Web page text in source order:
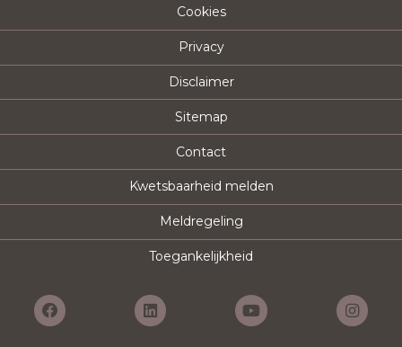
Cookies
Privacy
Disclaimer
Sitemap
Contact
Kwetsbaarheid melden
Meldregeling
Toegankelijkheid